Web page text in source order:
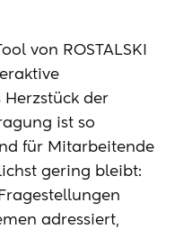
von ROSTALSKI
Herzstück der
ist so
für Mitarbeitende
gering bleibt:
adressiert,